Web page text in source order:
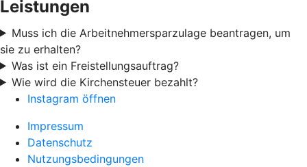
Leistungen
Muss ich die Arbeitnehmersparzulage beantragen, um
sie zu erhalten?
Was ist ein Freistellungsauftrag?
Wie wird die Kirchensteuer bezahlt?
Instagram öffnen
Impressum
Datenschutz
Nutzungsbedingungen